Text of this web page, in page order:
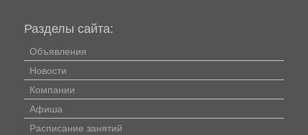
Разделы сайта:
Объявления
Новости
Компании
Афиша
Расписание занятий